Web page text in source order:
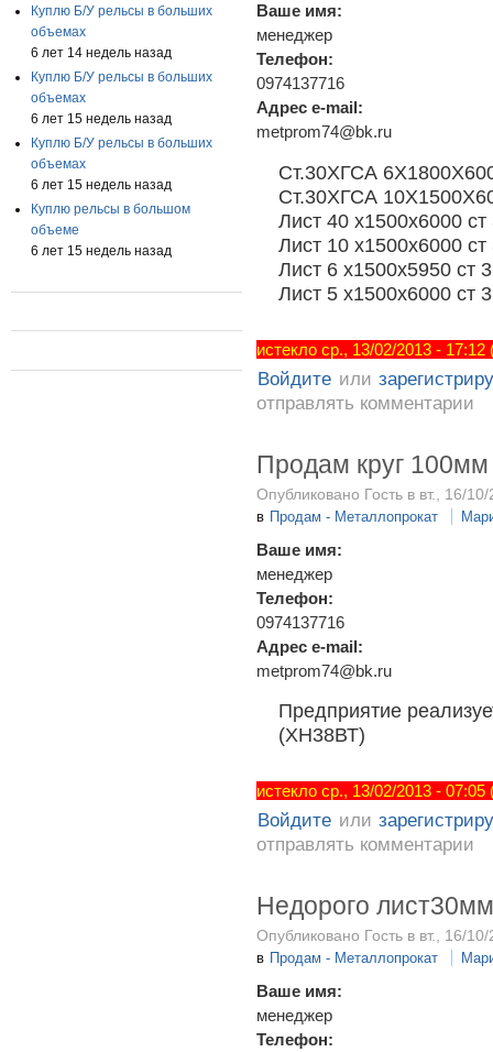
Куплю Б/У рельсы в больших
объемах
6 лет 14 недель назад
Куплю Б/У рельсы в больших
объемах
6 лет 15 недель назад
Куплю Б/У рельсы в больших
объемах
6 лет 15 недель назад
Куплю рельсы в большом
объеме
6 лет 15 недель назад
Ваше имя:
менеджер
Телефон:
0974137716
Адрес e-mail:
metprom74@bk.ru
Ст.30ХГСА
Ст.30ХГСА
Лист 40 х1500х6000 ст
Лист 10 х1500х6000 ст
Лист 6 х1500х5950 ст 3
Лист 5 х1500х6000 ст 3
истекло ср., 13/02/2013 -
Войдите или
отправлять комментарии
Продам круг
Опубликовано Гость в вт., 16/
в Продам - Металлопрокат
Ваше имя:
менеджер
Телефон:
0974137716
Адрес e-mail:
metprom74@bk.ru
Предприятие
(ХН38ВТ)
истекло ср., 13/02/2013 -
Войдите или
отправлять комментарии
Недорого
Опубликовано Гость в вт., 16/
в Продам - Металлопрокат
Ваше имя:
менеджер
Телефон: